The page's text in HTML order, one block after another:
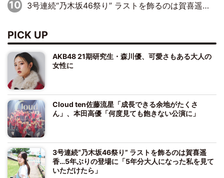
3号連続“乃木坂46祭り” ラストを飾るのは賀喜遥香…5年ぶりの登場に「5年分大人になった私を見ていただけたら」
PICK UP
AKB48 21期研究生・森川優、可愛さもある大人の
女性に
Cloud ten佐藤流星「成長できる余地がたくさ
ん」、本田高優「何度見ても飽きない公演に」
3号連続“乃木坂46祭り” ラストを飾るのは賀喜遥
香…5年ぶりの登場に「5年分大人になった私を見て
いただけたら」